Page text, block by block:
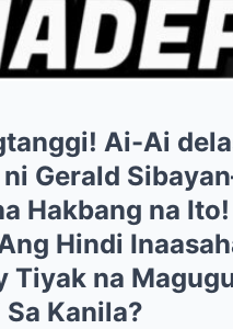
Ai-Ai
ni Gerald
Hakbang na
Hindi
Tiyak na
Kanila?